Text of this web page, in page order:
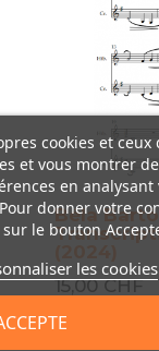
Béla
15,00 CHF
cookies et ceux
et vous montrer
en analysant
donner votre
le bouton
les cookies